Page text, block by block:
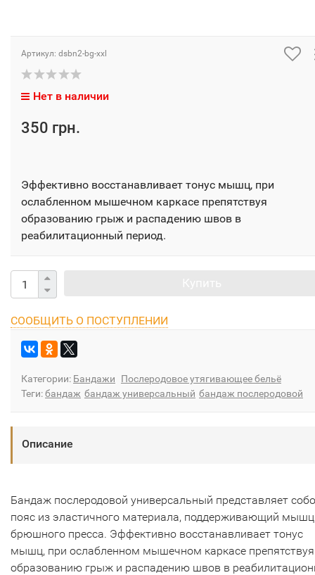
Артикул: dsbn2-bg-xxl
Нет в наличии
350 грн.
Эффективно восстанавливает тонус мышц, при
ослабленном мышечном каркасе препятствуя
образованию грыж и распадению швов в
реабилитационный период.
СООБЩИТЬ О ПОСТУПЛЕНИИ
Категории: Бандажи
Послеродовое утягивающее бельё
Теги:бандаж бандаж универсальный бандаж послеродовой
Описание
Бандаж послеродовой универсальный представляет
пояс из эластичного материала, поддерживающий
брюшного пресса. Эффективно восстанавливает тонус
мышц, при ослабленном мышечном каркасе препятствуя
образованию грыж и распадению швов в